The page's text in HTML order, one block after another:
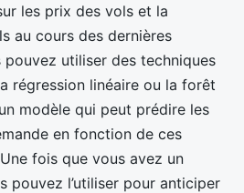
les prix des vols et la
au cours des dernières
pouvez utiliser des techniques
régression linéaire ou la forêt
modèle qui peut prédire les
en fonction de ces
fois que vous avez un
pouvez l’utiliser pour anticiper